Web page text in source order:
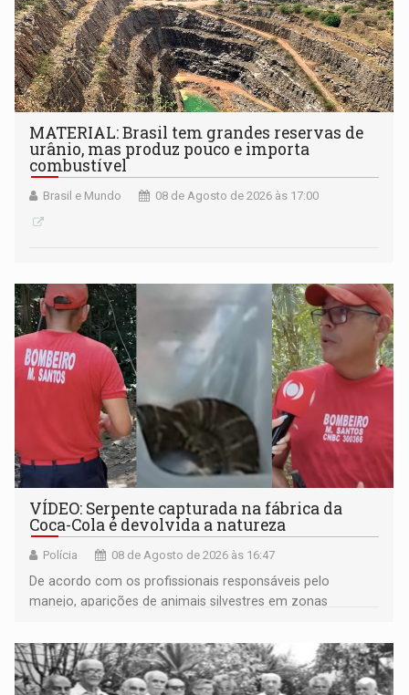
MATERIAL: Brasil tem grandes reservas de
urânio, mas produz pouco e importa
combustível
Brasil e Mundo 08 de Agosto de 2026 às 17:00
VÍDEO: Serpente capturada na fábrica da
Coca-Cola é devolvida a natureza
Polícia 08 de Agosto de 2026 às 16:47
De acordo com os profissionais responsáveis pelo
manejo, aparições de animais silvestres em zonas